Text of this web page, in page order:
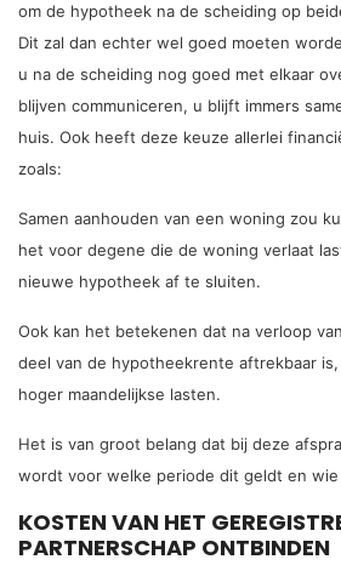
om de hypotheek na de scheiding op
Dit zal dan echter wel goed moeten
u na de scheiding nog goed met elkaar
blijven communiceren, u blijft immers
huis. Ook heeft deze keuze allerlei
zoals:
Samen aanhouden van een woning zou
het voor degene die de woning verlaat
nieuwe hypotheek af te sluiten.
Ook kan het betekenen dat na verloop
deel van de hypotheekrente aftrekbaar
hoger maandelijkse lasten.
Het is van groot belang dat bij deze
wordt voor welke periode dit geldt en
KOSTEN VAN HET
PARTNERSCHAP ONTBINDEN